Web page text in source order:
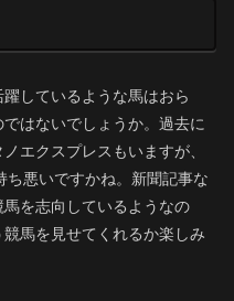
しているような馬はおら
はないでしょうか。過去に
エクスプレスもいますが、
悪いですかね。新聞記事な
を志向しているようなの
馬を見せてくれるか楽しみ